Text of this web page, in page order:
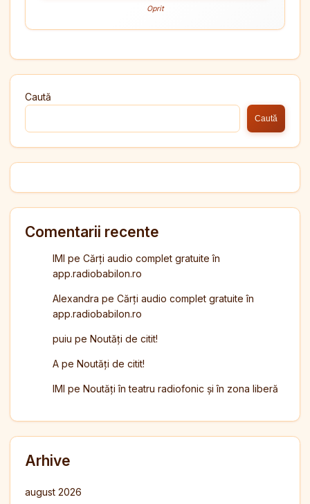
Oprit
Caută
Caută
Comentarii recente
IMI pe Cărți audio complet gratuite în
app.radiobabilon.ro
Alexandra pe Cărți audio complet gratuite în
app.radiobabilon.ro
puiu pe Noutăți de citit!
A pe Noutăți de citit!
IMI pe Noutăți în teatru radiofonic și în zona liberă
Arhive
august 2026